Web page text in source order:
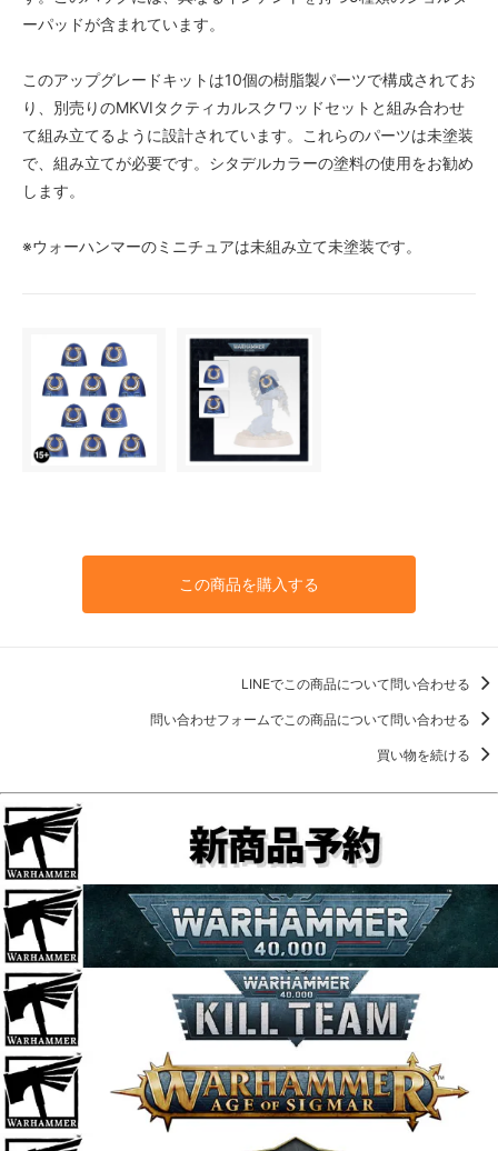
ーパッドが含まれています。
このアップグレードキットは10個の樹脂製パーツで構成されてお
り、別売りのMKVIタクティカルスクワッドセットと組み合わせ
て組み立てるように設計されています。これらのパーツは未塗装
で、組み立てが必要です。シタデルカラーの塗料の使用をお勧め
します。
※ウォーハンマーのミニチュアは未組み立て未塗装です。
この商品を購入する
LINEでこの商品について問い合わせる
問い合わせフォームでこの商品について問い合わせる
買い物を続ける